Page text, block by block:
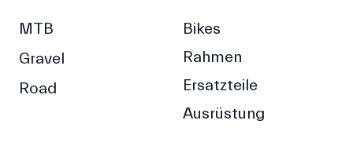
MTB
Gravel
Road
Bikes
Rahmen
Ersatzteile
Ausrüstung